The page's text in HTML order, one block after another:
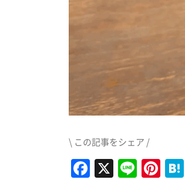
\ この記事をシェア /
Facebook
X Line